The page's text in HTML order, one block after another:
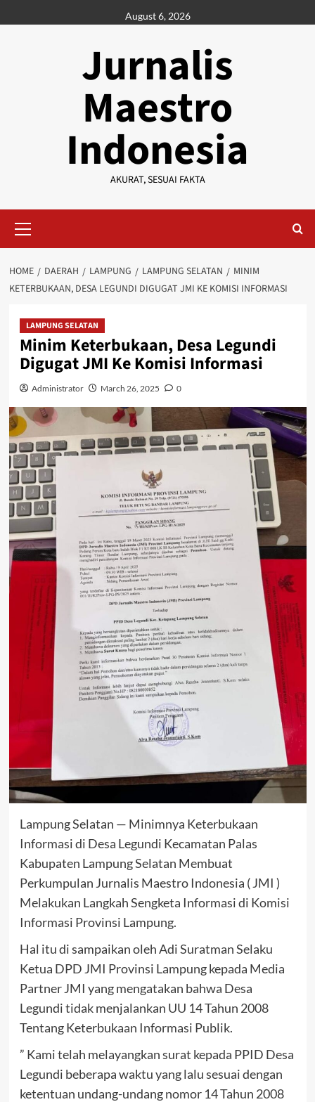
to
August 6, 2026
Jurnalis
Maestro
Indonesia
AKURAT, SESUAI FAKTA
Menu
HOME DAERAH LAMPUNG LAMPUNG SELATAN
MINIM
KETERBUKAAN, DESA LEGUNDI DIGUGAT JMI KE KOMISI INFORMASI
LAMPUNG SELATAN
Minim Keterbukaan, Desa Legundi
Digugat JMI Ke Komisi Informasi
Administrator March 26, 2025 0
Lampung Selatan — Minimnya Keterbukaan
Informasi di Desa Legundi Kecamatan Palas
Kabupaten Lampung Selatan Membuat
Perkumpulan Jurnalis Maestro Indonesia ( JMI )
Melakukan Langkah Sengketa Informasi di Komisi
Informasi Provinsi Lampung.
Hal itu di sampaikan oleh Adi Suratman Selaku
Ketua DPD JMI Provinsi Lampung kepada Media
Partner JMI yang mengatakan bahwa Desa
Legundi tidak menjalankan UU 14 Tahun 2008
Tentang Keterbukaan Informasi Publik.
” Kami telah melayangkan surat kepada PPID Desa
Legundi beberapa waktu yang lalu sesuai dengan
ketentuan undang-undang nomor 14 Tahun 2008